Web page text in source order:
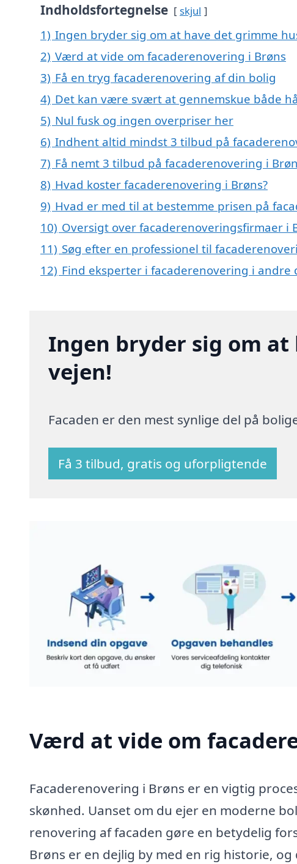
Indholdsfortegnelse skjul
1) Ingen bryder sig om at have det grimme
2) Værd at vide om facaderenovering i Brøns
3) Få en tryg facaderenovering af din bolig
4) Det kan være svært at gennemskue både
5) Nul fusk og ingen overpriser her
6) Indhent altid mindst 3 tilbud på
7) Få nemt 3 tilbud på facaderenovering i
8) Hvad koster facaderenovering i Brøns?
9) Hvad er med til at bestemme prisen på
10) Oversigt over facaderenoveringsfirmaer i
11) Søg efter en professionel til
12) Find eksperter i facaderenovering i andre
Ingen bryder sig om
vejen!
Facaden er den mest synlige del på
Få 3 tilbud, gratis og uforpligtende
Værd at vide om
Facaderenovering i Brøns er en vigtig
skønhed. Uanset om du ejer en moderne
renovering af facaden gøre en betydelig
Brøns er en dejlig by med en rig historie,